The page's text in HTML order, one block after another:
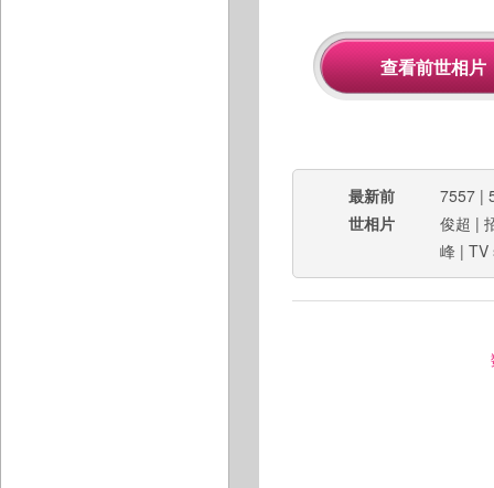
最新前
世相片
7557 |
俊超 |
峰 | TV